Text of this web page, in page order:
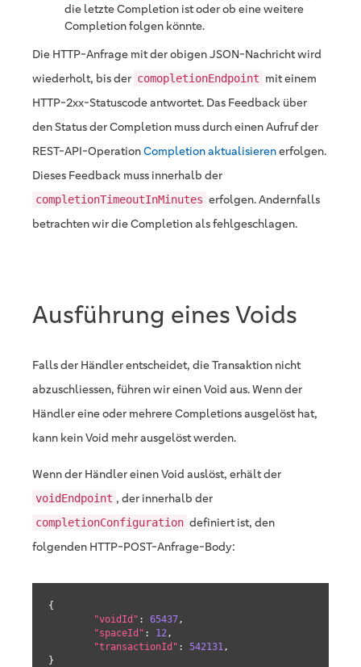
die letzte Completion ist oder ob eine weitere
Completion folgen könnte.
Die HTTP-Anfrage mit der obigen JSON-Nachricht wird
wiederholt, bis der comopletionEndpoint mit einem
HTTP-2xx-Statuscode antwortet. Das Feedback über
den Status der Completion muss durch einen Aufruf der
REST-API-OperationCompletion aktualisierenerfolgen.
Dieses Feedback muss innerhalb der
completionTimeoutInMinutes erfolgen. Andernfalls
betrachten wir die Completion als fehlgeschlagen.
Ausführung eines Voids
Falls der Händler entscheidet, die Transaktion nicht
abzuschliessen, führen wir einen Void aus. Wenn der
Händler eine oder mehrere Completions ausgelöst hat,
kann kein Void mehr ausgelöst werden.
Wenn der Händler einen Void auslöst, erhält der
voidEndpoint , der innerhalb der
completionConfiguration definiert ist, den
folgenden HTTP-POST-Anfrage-Body:
{
"voidId" : 65437,
"spaceId" : 12,
"transactionId" : 542131,
}